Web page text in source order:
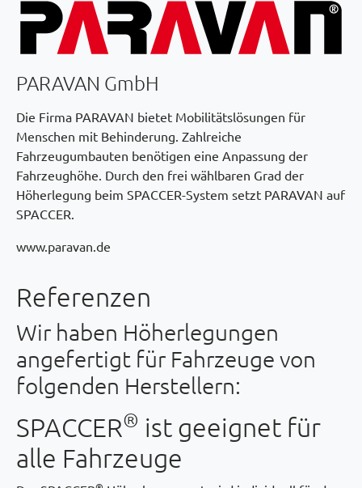
PARAVAN GmbH
Die Firma PARAVAN bietet Mobilitätslösungen für
Menschen mit Behinderung. Zahlreiche
Fahrzeugumbauten benötigen eine Anpassung der
Fahrzeughöhe. Durch den frei wählbaren Grad der
Höherlegung beim SPACCER-System setzt PARAVAN auf
SPACCER.
www.paravan.de
Referenzen
Wir haben Höherlegungen
angefertigt für Fahrzeuge von
folgenden Herstellern:
SPACCER® ist geeignet für
alle Fahrzeuge